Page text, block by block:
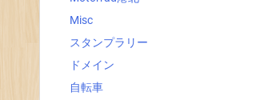
Misc
スタンプラリー
ドメイン
自転車